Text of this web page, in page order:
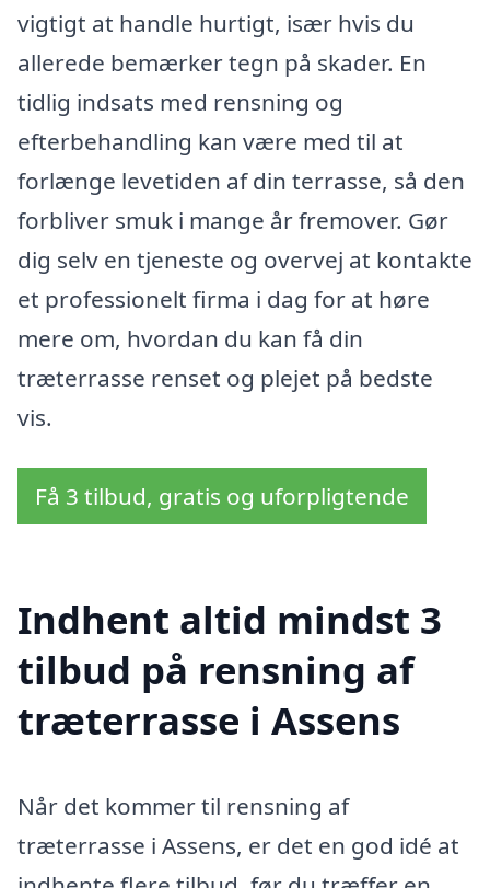
vigtigt at handle hurtigt, især hvis du
allerede bemærker tegn på skader. En
tidlig indsats med rensning og
efterbehandling kan være med til at
forlænge levetiden af din terrasse, så den
forbliver smuk i mange år fremover. Gør
dig selv en tjeneste og overvej at kontakte
et professionelt firma i dag for at høre
mere om, hvordan du kan få din
træterrasse renset og plejet på bedste
vis.
Få 3 tilbud, gratis og uforpligtende
Indhent altid mindst 3
tilbud på rensning af
træterrasse i Assens
Når det kommer til rensning af
træterrasse i Assens, er det en god idé at